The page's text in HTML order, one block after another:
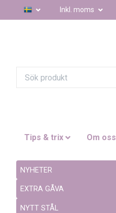
Inkl. moms
Tips & trix Om oss
NYHETER
EXTRA GÅVA
NYTT STÅL